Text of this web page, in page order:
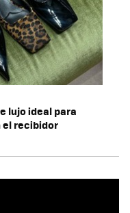
lujo ideal para
el recibidor